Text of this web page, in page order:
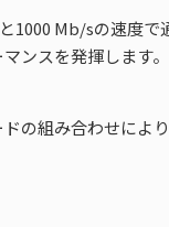
1000 Mb/sの速度で
ンスを発揮します
の組み合わせにより